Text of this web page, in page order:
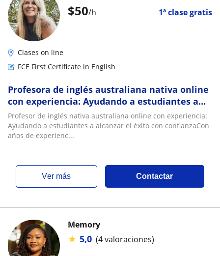
$50/h 1ª clase gratis
Clases on line
FCE First Certificate in English
Profesora de inglés australiana nativa online
con experiencia: Ayudando a estudiantes a
alcanzar el éxito con confianza
Profesor de inglés nativa australiana online con experiencia:
Ayudando a estudiantes a alcanzar el éxito con confianzaCon
años de experienc...
ver más Contactar
Memory
★ 5,0 (4 valoraciones)